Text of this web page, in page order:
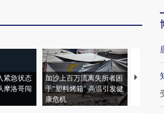
紧急状态
摩洛哥闯
加沙上百万流离失所者困
于“塑料烤箱” 高温引发健
康危机
视线｜
术：是
心“花钱